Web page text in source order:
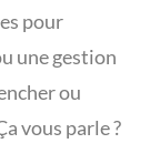
pour
une gestion
ou
vous parle ?